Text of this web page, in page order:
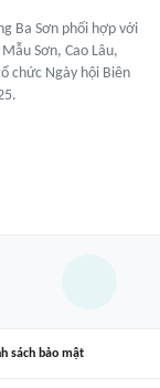
Ba Sơn phối hợp với
Sơn, Cao Lâu,
chức Ngày hội Biên
sách bảo mật